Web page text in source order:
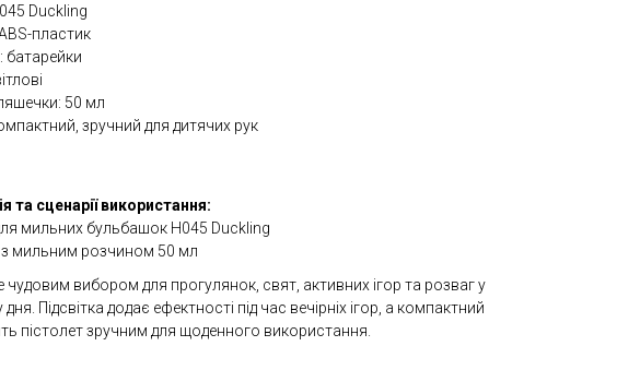
Duckling
пластик
50 мл
зручний для дитячих рук
та сценарії використання:
мильних бульбашок H045 Duckling
мильним розчином 50 мл
чудовим вибором для прогулянок, свят, активних ігор та розваг у
Підсвітка додає ефектності під час вечірніх ігор, а компактний
пістолет зручним для щоденного використання.